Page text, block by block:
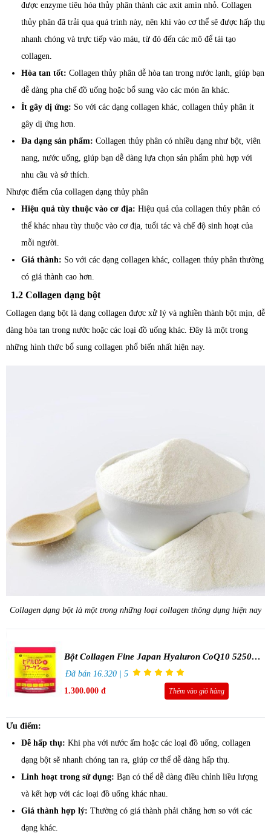
được enzyme tiêu hóa thủy phân thành các axit amin nhỏ. Collagen
thủy phân đã trải qua quá trình này, nên khi vào cơ thể sẽ được hấp thụ
nhanh chóng và trực tiếp vào máu, từ đó đến các mô để tái tạo
collagen.
Hòa tan tốt: Collagen thủy phân dễ hòa tan trong nước lạnh, giúp bạn
dễ dàng pha chế đồ uống hoặc bổ sung vào các món ăn khác.
Ít gây dị ứng: So với các dạng collagen khác, collagen thủy phân ít
gây dị ứng hơn.
Đa dạng sản phẩm: Collagen thủy phân có nhiều dạng như bột, viên
nang, nước uống, giúp bạn dễ dàng lựa chọn sản phẩm phù hợp với
nhu cầu và sở thích.
Nhược điểm của collagen dạng thủy phân
Hiệu quả tùy thuộc vào cơ địa: Hiệu quả của collagen thủy phân có
thể khác nhau tùy thuộc vào cơ địa, tuổi tác và chế độ sinh hoạt của
mỗi người.
Giá thành: So với các dạng collagen khác, collagen thủy phân thường
có giá thành cao hơn.
1.2 Collagen dạng bột
Collagen dạng bột là dạng collagen được xử lý và nghiền thành bột mịn, dễ
dàng hòa tan trong nước hoặc các loại đồ uống khác. Đây là một trong
những hình thức bổ sung collagen phổ biến nhất hiện nay.
Collagen dạng bột là một trong những loại collagen thông dụng hiện nay
Bột Collagen Fine Japan Hyaluron CoQ10 5250mg
210g
Đã bán 16.320 | 5
1.300.000 đ
Thêm vào giỏ hàng
Ưu điểm:
Dễ hấp thụ: Khi pha với nước ấm hoặc các loại đồ uống, collagen
dạng bột sẽ nhanh chóng tan ra, giúp cơ thể dễ dàng hấp thụ.
Linh hoạt trong sử dụng: Bạn có thể dễ dàng điều chỉnh liều lượng
và kết hợp với các loại đồ uống khác nhau.
Giá thành hợp lý: Thường có giá thành phải chăng hơn so với các
dạng khác.